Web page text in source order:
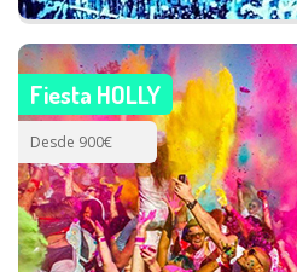
Fiesta HOLLY
Desde 900€